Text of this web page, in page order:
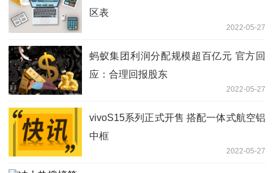
区表
2022-05-27
蚂蚁集团利润分配规模超百亿元 官方回
应：合理回报股东
2022-05-27
vivoS15系列正式开售 搭配一体式航空铝
中框
2022-05-27